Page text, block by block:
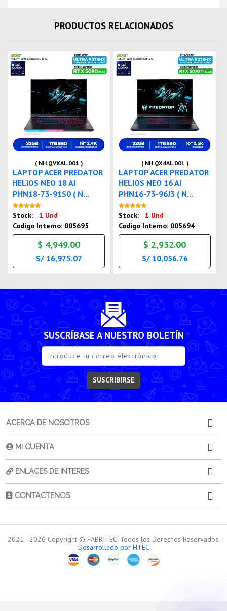
PRODUCTOS RELACIONADOS
( NH.QVXAL.001 )
LAPTOP ACER PREDATOR
HELIOS NEO 18 AI
PHN18-73-91S0 ( N...
Stock:
1 Und
Codigo Interno: 005695
$ 4,949.00
S/ 16,975.07
( NH.QX4AL.001 )
LAPTOP ACER PREDATOR
HELIOS NEO 16 AI
PHN16-73-96J3 ( N...
Stock:
1 Und
Codigo Interno: 005694
$ 2,932.00
S/ 10,056.76
SUSCRÍBASE A NUESTRO BOLETÍN
SUSCRIBIRSE
ACERCA DE NOSOTROS
MI CUENTA
ENLACES DE INTERES
CONTACTENOS
2021 - 2026 Copyright © FABRITEC. Todos los Derechos Reservados.
Desarrollado por HTEC